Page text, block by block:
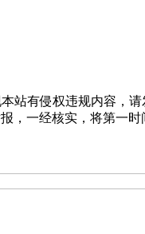
站有侵权违规内容，请
，一经核实，将第一时